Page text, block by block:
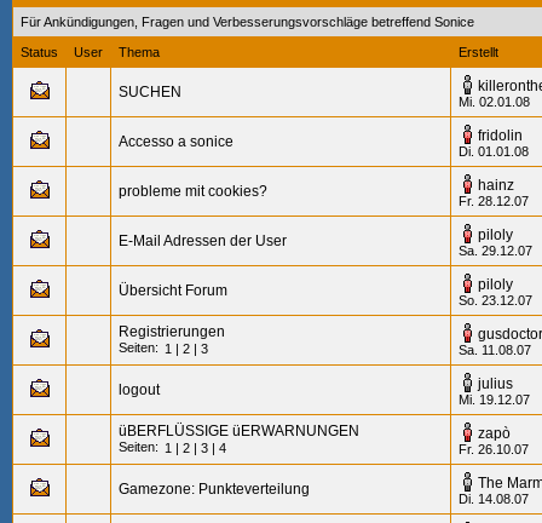
Für Ankündigungen, Fragen und Verbesserungsvorschläge betreffend Sonice
Status User Thema Erstellt
SUCHEN
Mi. 02.01.08
Accesso a sonice fridolin
Di. 01.01.08
probleme mit cookies? hainz
Fr. 28.12.07
E-Mail Adressen der User piloly
Sa. 29.12.07
Übersicht Forum piloly
So. 23.12.07
Registrierungen
Seiten: 1 | 2 | 3
gusdoctor
Sa. 11.08.07
logout julius
Mi. 19.12.07
üBERFLÜSSIGE üERWARNUNGEN
Seiten: 1 | 2 | 3 | 4
zapò
Fr. 26.10.07
Gamezone: Punkteverteilung The
Di. 14.08.07